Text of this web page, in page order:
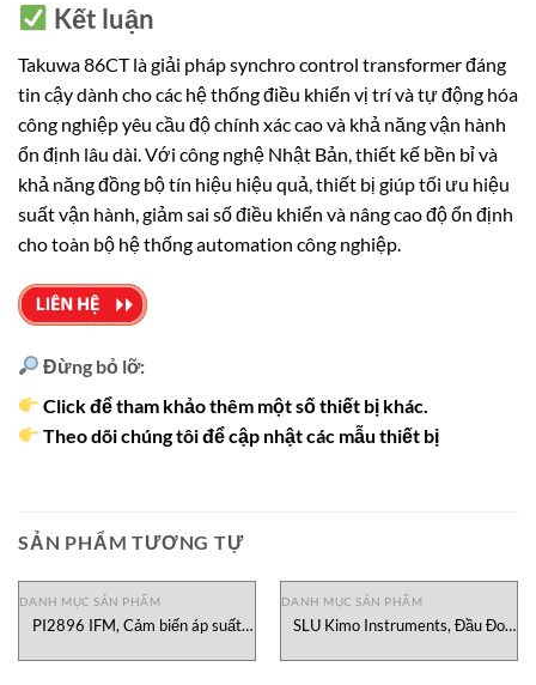
Kết luận
Takuwa 86CT là giải pháp synchro control transformer đáng
tin cậy dành cho các hệ thống điều khiển vị trí và tự động hóa
công nghiệp yêu cầu độ chính xác cao và khả năng vận hành
ổn định lâu dài. Với công nghệ Nhật Bản, thiết kế bền bỉ và
khả năng đồng bộ tín hiệu hiệu quả, thiết bị giúp tối ưu hiệu
suất vận hành, giảm sai số điều khiển và nâng cao độ ổn định
cho toàn bộ hệ thống automation công nghiệp.
Đừng bỏ lỡ:
Click để tham khảo thêm một số thiết bị khác.
Theo dõi chúng tôi để cập nhật các mẫu thiết bị
SẢN PHẨM TƯƠNG TỰ
DANH MỤC SẢN PHẨM
PI2896 IFM, Cảm biến áp suất
DANH MỤC SẢN PHẨM
SLU Kimo Instruments, Đầu Đo
Việt Nam